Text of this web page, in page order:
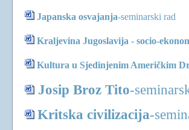
Japanska osvajanja-seminarski rad
Kraljevina Jugoslavija - socio-
Kultura u Sjedinjenim Američkim
Josip Broz Tito-
Kritska civilizacija-